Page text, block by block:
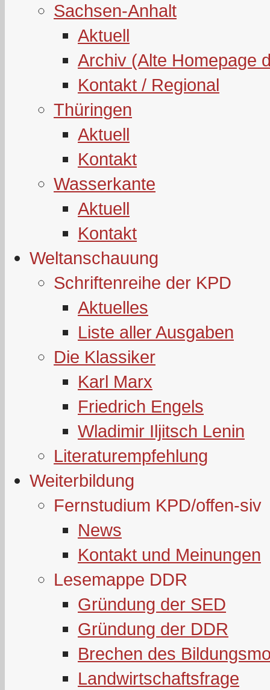
Sachsen-Anhalt
Aktuell
Archiv (Alte Homepage
Kontakt / Regional
Thüringen
Aktuell
Kontakt
Wasserkante
Aktuell
Kontakt
Weltanschauung
Schriftenreihe der KPD
Aktuelles
Liste aller Ausgaben
Die Klassiker
Karl Marx
Friedrich Engels
Wladimir Iljitsch Lenin
Literaturempfehlung
Weiterbildung
Fernstudium KPD/offen-siv
News
Kontakt und Meinungen
Lesemappe DDR
Gründung der SED
Gründung der DDR
Brechen des
Landwirtschaftsfrage